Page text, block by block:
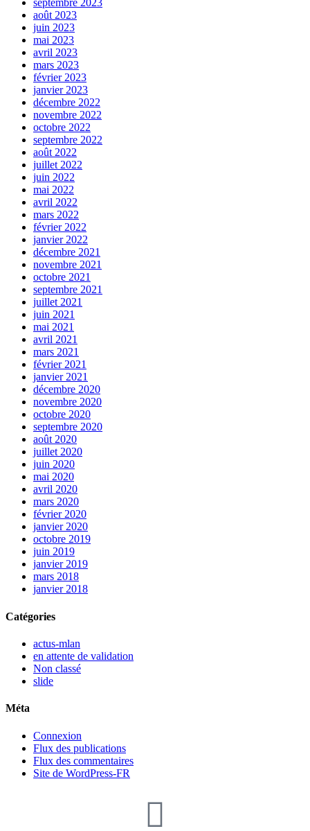
septembre 2023
août 2023
juin 2023
mai 2023
avril 2023
mars 2023
février 2023
janvier 2023
décembre 2022
novembre 2022
octobre 2022
septembre 2022
août 2022
juillet 2022
juin 2022
mai 2022
avril 2022
mars 2022
février 2022
janvier 2022
décembre 2021
novembre 2021
octobre 2021
septembre 2021
juillet 2021
juin 2021
mai 2021
avril 2021
mars 2021
février 2021
janvier 2021
décembre 2020
novembre 2020
octobre 2020
septembre 2020
août 2020
juillet 2020
juin 2020
mai 2020
avril 2020
mars 2020
février 2020
janvier 2020
octobre 2019
juin 2019
janvier 2019
mars 2018
janvier 2018
Catégories
actus-mlan
en attente de validation
Non classé
slide
Méta
Connexion
Flux des publications
Flux des commentaires
Site de WordPress-FR